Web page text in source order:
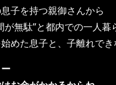
子を持つ親御さんから
が無駄”と都内での一人暮
めた息子と、子離れで